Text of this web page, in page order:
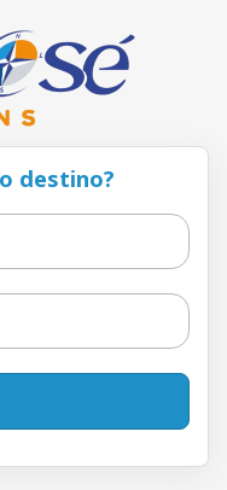
destino?